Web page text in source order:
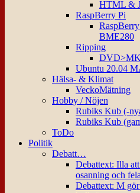
HTML &
RaspBerry Pi
BME280
Ripping
Ubuntu 20.04
Hälsa- & Klimat
VeckoMätning
Hobby / Nöjen
Rubiks Kub (-
Rubiks Kub
ToDo
Politik
Debatt…
Debattext: Illa
osanning och
Debattext: M